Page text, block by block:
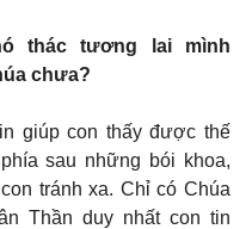
thác tương lai mình
chưa?
giúp con thấy được thế
sau những bói khoa,
tránh xa. Chỉ có Chúa
Thần duy nhất con tin